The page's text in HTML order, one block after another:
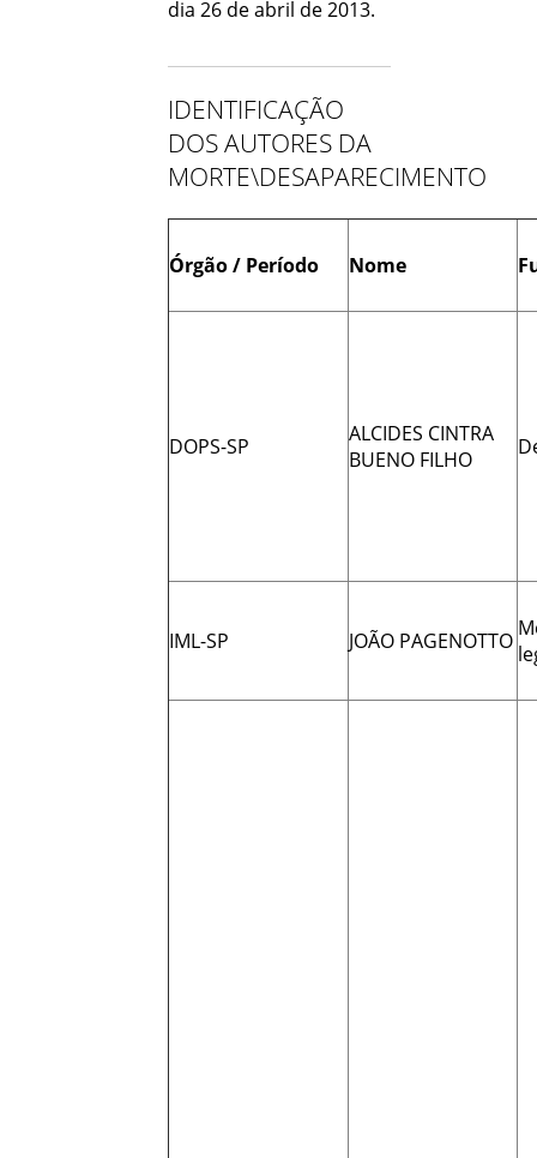
dia 26 de abril de 2013.
IDENTIFICAÇÃO
DOS AUTORES DA
MORTE\DESAPARECIMENTO
Órgão / Período Nome
DOPS-SP
ALCIDES CINTRA
BUENO FILHO
IML-SP JOÃO PAGENOTTO